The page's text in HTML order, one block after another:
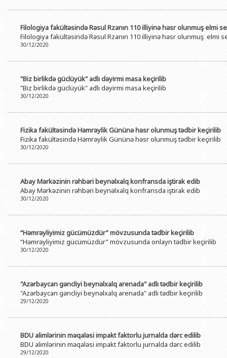
Filologiya fakültəsində Rəsul Rzanın 110 illiyinə həsr olunmuş elmi
Filologiya fakültəsində Rəsul Rzanın 110 illiyinə həsr olunmuş elmi
30/12/2020
"Biz birlikdə güclüyük" adlı dəyirmi masa keçirilib
"Biz birlikdə güclüyük" adlı dəyirmi masa keçirilib
30/12/2020
Fizika fakültəsində Həmrəylik Gününə həsr olunmuş tədbir keçirilib
Fizika fakültəsində Həmrəylik Gününə həsr olunmuş tədbir keçirilib
30/12/2020
Abay Mərkəzinin rəhbəri beynəlxalq konfransda iştirak edib
Abay Mərkəzinin rəhbəri beynəlxalq konfransda iştirak edib
30/12/2020
“Həmrəyliyimiz gücümüzdür” mövzusunda tədbir keçirilib
“Həmrəyliyimiz gücümüzdür” mövzusunda onlayn tədbir keçirilib
30/12/2020
"Azərbaycan gəncliyi beynəlxalq arenada" adlı tədbir keçirilib
"Azərbaycan gəncliyi beynəlxalq arenada" adlı tədbir keçirilib
29/12/2020
BDU alimlərinin məqaləsi impakt faktorlu jurnalda dərc edilib
BDU alimlərinin məqaləsi impakt faktorlu jurnalda dərc edilib
29/12/2020